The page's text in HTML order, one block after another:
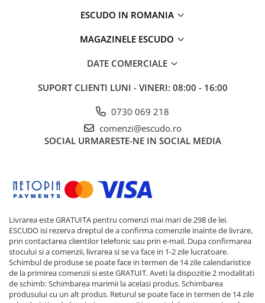
ESCUDO IN ROMANIA
MAGAZINELE ESCUDO
DATE COMERCIALE
SUPORT CLIENTI LUNI - VINERI: 08:00 - 16:00
0730 069 218
comenzi@escudo.ro
SOCIAL URMARESTE-NE IN SOCIAL MEDIA
Livrarea este GRATUITA pentru comenzi mai mari de 298 de lei.
ESCUDO isi rezerva dreptul de a confirma comenzile inainte de livrare,
prin contactarea clientilor telefonic sau prin e-mail. Dupa confirmarea
stocului si a comenzii, livrarea si se va face in 1-2 zile lucratoare.
Schimbul de produse se poate face in termen de 14 zile calendaristice
de la primirea comenzii si este GRATUIT. Aveti la dispozitie 2 modalitati
de schimb: Schimbarea marimii la acelasi produs. Schimbarea
produsului cu un alt produs. Returul se poate face in termen de 14 zile